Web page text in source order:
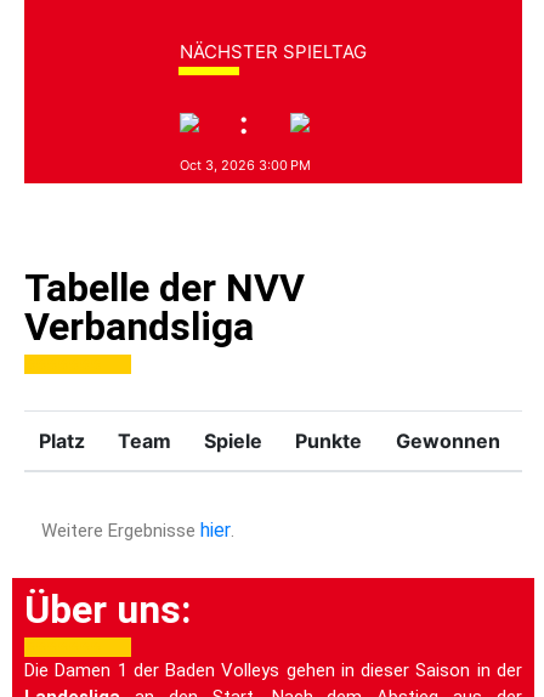
NÄCHSTER SPIELTAG
:
Oct 3, 2026 3:00 PM
Tabelle der NVV
Verbandsliga
Platz Team Spiele Punkte Gewonnen
Weitere Ergebnisse hier.
Über uns:
Die Damen 1 der Baden Volleys gehen in dieser Saison in der